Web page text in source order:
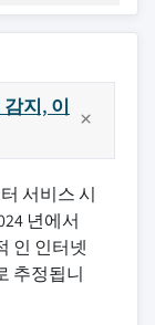
지, 이
서비스 시
년에서
인 인터넷
추정됩니